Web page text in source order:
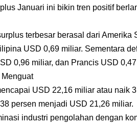
Januari ini bikin tren positif
terbesar berasal dari Amerika
USD 0,69 miliar. Sementara
0,96 miliar, dan Prancis USD
USD 22,16 miliar atau naik
persen menjadi USD 21,26 miliar.
industri pengolahan dengan